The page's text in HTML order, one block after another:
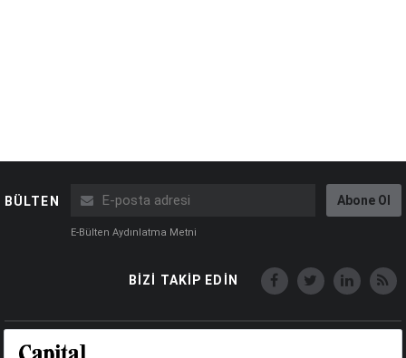
BÜLTEN Abone Ol
E-Bülten Aydınlatma Metni
BİZİ TAKİP EDİN